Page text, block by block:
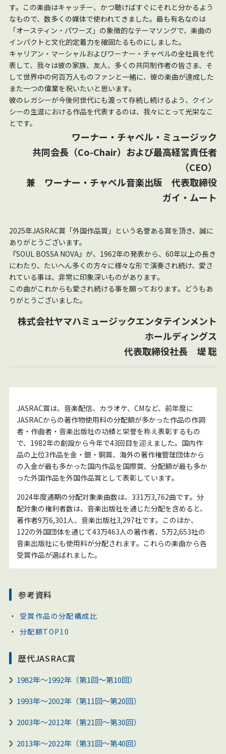
す。この楽曲はキャッチー、かつ聴けばすぐにそれと分かるよう
なもので、数多くの媒体で使われてきました。最も有名なのは
「オースティン・パワーズ」の象徴的なテーマソングで、楽曲の
インパクトと文化的定着力を確固たるものにしました。
キャリアン・マーシャルおよびワーナー・チャペルの全社員を代
表して、我々は彼の家族、友人、多くの共同制作者の皆さま、そ
して世界中の何百万人ものファンと一緒に、彼の楽曲が達成した
また一つの偉業を祝いたいと思います。
彼のレガシーが今後何世代にも渡って存続し続けるよう、クイン
シーの生涯における作品を代表するのは、我々にとって光栄なこ
とです。
ワーナー・チャペル・ミュージック
共同会長（Co-Chair）および最高経営責任者
（CEO）
兼 ワーナー・チャペル音楽出版 代表取締役
ガイ・ムート
2025年JASRAC賞「外国作品賞」という名誉ある賞を頂き、誠に
ありがとうございます。
『SOUL BOSSA NOVA』が、1962年の発表から、60年以上の長き
にわたり、たいへん多くの方々に様々な形で演奏され続け、愛さ
れている事は、非常に印象深いものがあります。
この曲がこれからも愛され続ける事を願っております。どうもあ
りがとうございました。
株式会社ヤマハミュージックエンタテインメント
ホールディングス
代表取締役社長 堤 聡
JASRAC賞は、音楽配信、カラオケ、CMなど、前年度に
JASRACからの著作物使用料の分配額が多かった作品の作詞
者・作曲者・音楽出版社の功績と栄誉を称え表彰するもの
で、1982年の創設から今年で43回目を迎えました。国内作
品の上位3作品を金・銀・銅賞、海外の著作権管理団体から
の入金が最も多かった国内作品を国際賞、分配額が最も多か
った外国作品を外国作品賞として表彰しています。
2024年度通期の分配対象楽曲数は、331万3,762曲です。分
配対象の権利者数は、音楽出版社を通じた分配を含めると、
著作者9万6,301人、音楽出版社3,297社です。このほか、
122の外国団体を通じて43万463人の著作者、5万2,653社の
音楽出版社にも使用料が分配されます。これらの楽曲から各
受賞作品が選ばれました。
参考資料
受賞作品の分配構成比
分配額TOP10
歴代JASRAC賞
1982年～1992年（第1回～第10回）
1993年～2002年（第11回～第20回）
2003年～2012年（第21回～第30回）
2013年～2022年（第31回～第40回）